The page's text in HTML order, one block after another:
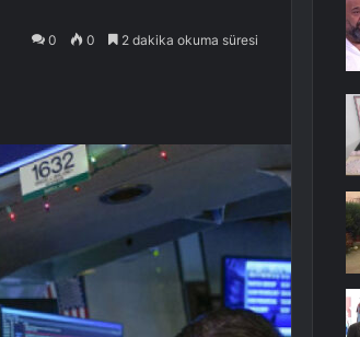
0 0 2 dakika okuma süresi